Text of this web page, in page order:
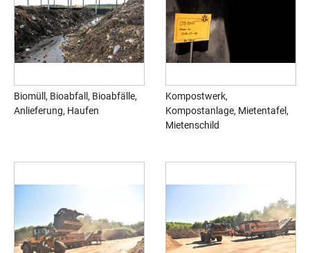
Biomüll, Bioabfall, Bioabfälle,
Anlieferung, Haufen
Kompostwerk,
Kompostanlage, Mietentafel,
Mietenschild